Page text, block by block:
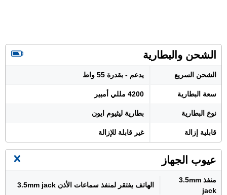
الشحن والبطارية
الشحن السريع يدعم - بقدرة 55 واط
سعة البطارية 4200 مللي أمبير
نوع البطارية بطارية ليثيوم ايون
قابلية إزالة غير قابلة للإزالة
عيوب الجهاز
منفذ 3.5mm
jack
الهاتف يفتقر لمنفذ سماعات الأذن 3.5mm jack